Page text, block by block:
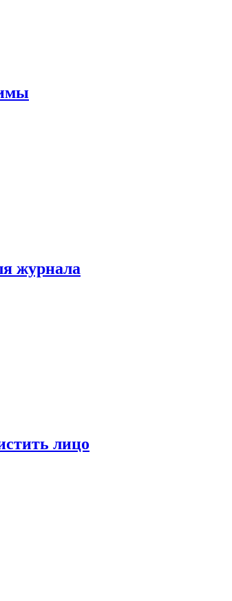
журнала
лицо